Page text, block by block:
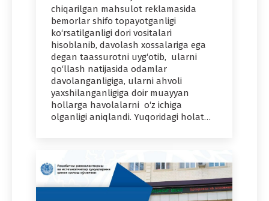
chiqarilgan mahsulot reklamasida
bemorlar shifo topayotganligi
ko‘rsatilganligi dori vositalari
hisoblanib, davolash xossalariga ega
degan taassurotni uyg‘otib, ularni
qo‘llash natijasida odamlar
davolanganligiga, ularni ahvoli
yaxshilanganligiga doir muayyan
hollarga havolalarni o‘z ichiga
olganligi aniqlandi. Yuqoridagi holat…